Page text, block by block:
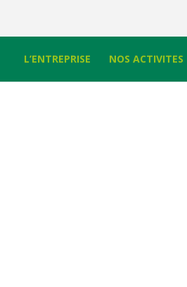
L’ENTREPRISE NOS ACTIVITES